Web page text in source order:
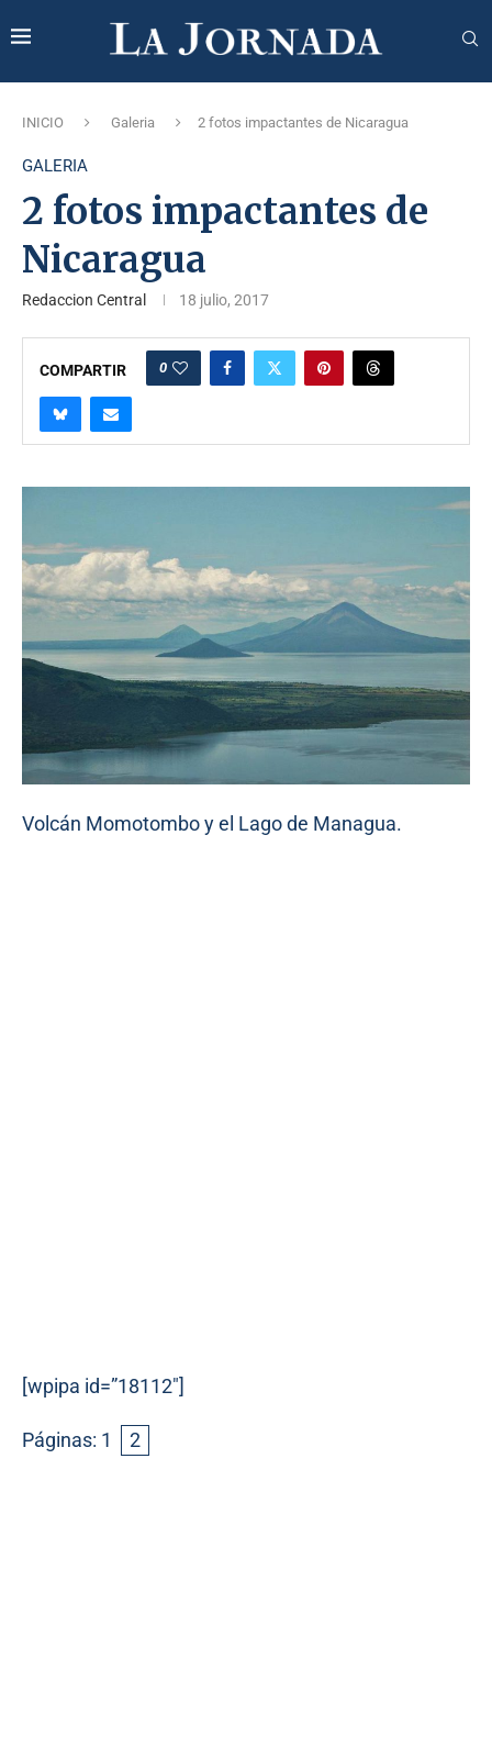
INICIO Galeria 2 fotos impactantes de Nicaragua
GALERIA
2 fotos impactantes de
Nicaragua
Redaccion Central 18 julio, 2017
COMPARTIR 0
Volcán Momotombo y el Lago de Managua.
[wpipa id=”18112″]
Páginas: 1 2